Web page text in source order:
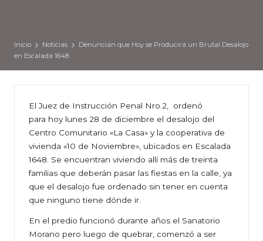
Inicio Noticias
Denuncian que Hoy se Producirá un Brutal Desalojo
en Escalada 1648
El Juez de Instrucción Penal Nro.2, ordenó
para hoy lunes 28 de diciembre el desalojo del
Centro Comunitario «La Casa» y la cooperativa de
vivienda «10 de Noviembre», ubicados en Escalada
1648. Se encuentran viviendo allí más de treinta
familias que deberán pasar las fiestas en la calle, ya
que el desalojo fue ordenado sin tener en cuenta
que ninguno tiene dónde ir.
En el predio funcionó durante años el Sanatorio
Morano pero luego de quebrar, comenzó a ser